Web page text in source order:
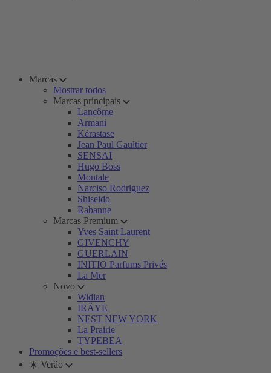
Marcas
Mostrar todos
Marcas principais
Lancôme
Armani
Kérastase
Jean Paul Gaultier
SENSAI
Hugo Boss
Montale
Narciso Rodriguez
Shiseido
Rabanne
Marcas Premium
Yves Saint Laurent
GIVENCHY
GUERLAIN
INITIO Parfums Privés
La Mer
Novo
Widian
IRÄYE
NEST NEW YORK
La Prairie
TYPEBEA
Promoções e best-sellers
☀️ Verão